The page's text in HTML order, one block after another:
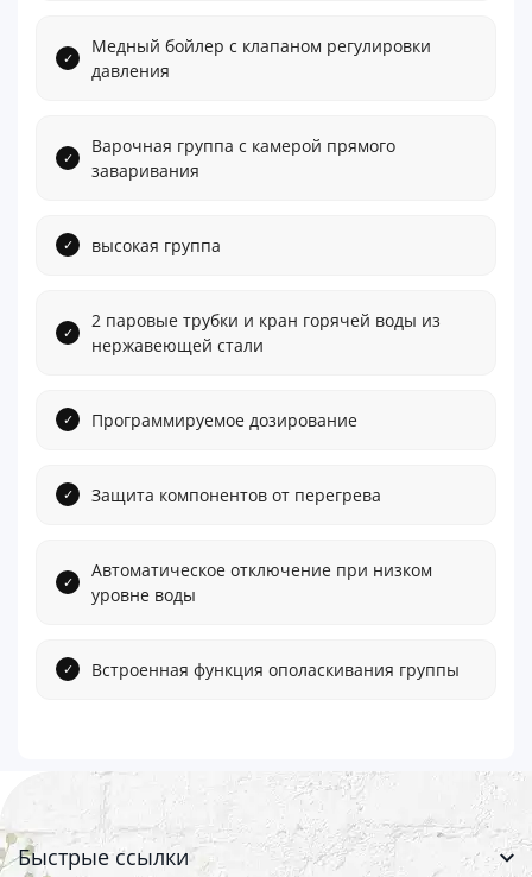
Медный бойлер с клапаном регулировки
давления
Варочная группа с камерой прямого
заваривания
высокая группа
2 паровые трубки и кран горячей воды из
нержавеющей стали
Программируемое дозирование
Защита компонентов от перегрева
Автоматическое отключение при низком
уровне воды
Встроенная функция ополаскивания группы
Быстрые ссылки